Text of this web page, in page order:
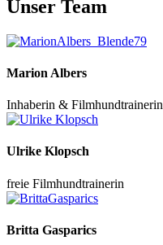
Unser Team
Marion Albers
Inhaberin & Filmhundtrainerin
Ulrike Klopsch
freie Filmhundtrainerin
Britta Gasparics